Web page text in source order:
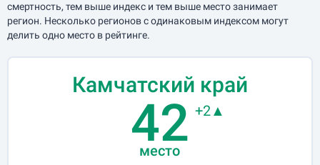
смертность, тем выше индекс и тем выше место занимает
регион. Несколько регионов с одинаковым индексом могут
делить одно место в рейтинге.
Камчатский край
42
место
+2▲